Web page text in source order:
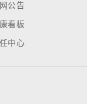
公告
看板
中心